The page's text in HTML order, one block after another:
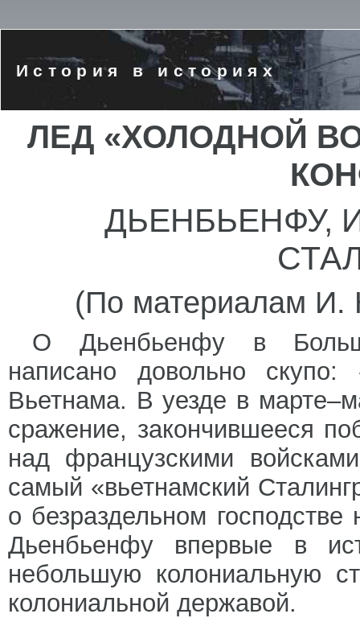
История в историях
ЛЕД «ХОЛОДНОЙ
ДЬЕНБЬЕНФУ,
(По материалам И.
О Дьенбьенфу в
написано довольно
Вьетнама. В уезде в
сражение, закончившееся
над французскими
самый «вьетнамский
о безраздельном
Дьенбьенфу впервые в
небольшую колониальную
колониальной державой.